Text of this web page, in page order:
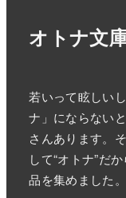
オトナ文
若いって眩しい
ナ」にならない
さんあります。
して“オトナ”だ
品を集めました。